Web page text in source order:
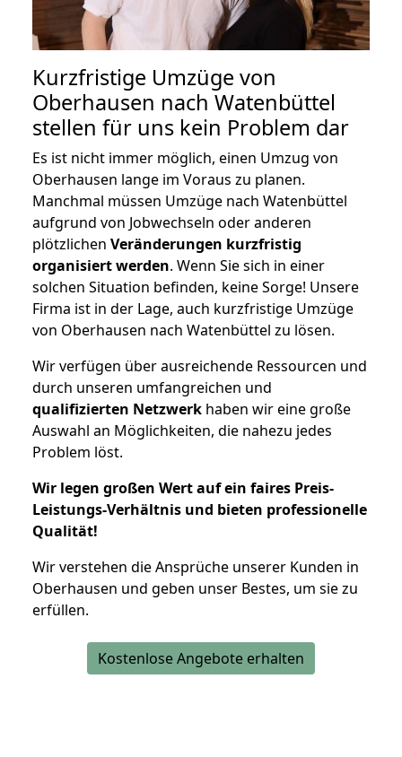
Kurzfristige Umzüge von
Oberhausen nach Watenbüttel
stellen für uns kein Problem dar
Es ist nicht immer möglich, einen Umzug von
Oberhausen lange im Voraus zu planen.
Manchmal müssen Umzüge nach Watenbüttel
aufgrund von Jobwechseln oder anderen
plötzlichen Veränderungen kurzfristig
organisiert werden. Wenn Sie sich in einer
solchen Situation befinden, keine Sorge! Unsere
Firma ist in der Lage, auch kurzfristige Umzüge
von Oberhausen nach Watenbüttel zu lösen.
Wir verfügen über ausreichende Ressourcen und
durch unseren umfangreichen und
qualifizierten Netzwerk haben wir eine große
Auswahl an Möglichkeiten, die nahezu jedes
Problem löst.
Wir legen großen Wert auf ein faires Preis-
Leistungs-Verhältnis und bieten professionelle
Qualität!
Wir verstehen die Ansprüche unserer Kunden in
Oberhausen und geben unser Bestes, um sie zu
erfüllen.
Kostenlose Angebote erhalten